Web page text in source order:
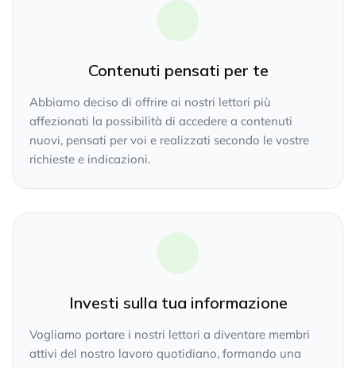
Contenuti pensati per te
Abbiamo deciso di offrire ai nostri lettori più
affezionati la possibilità di accedere a contenuti
nuovi, pensati per voi e realizzati secondo le vostre
richieste e indicazioni.
Investi sulla tua informazione
Vogliamo portare i nostri lettori a diventare membri
attivi del nostro lavoro quotidiano, formando una